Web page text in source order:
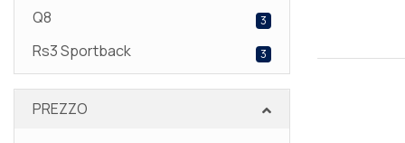
Q8 3
Rs3 Sportback 3
PREZZO